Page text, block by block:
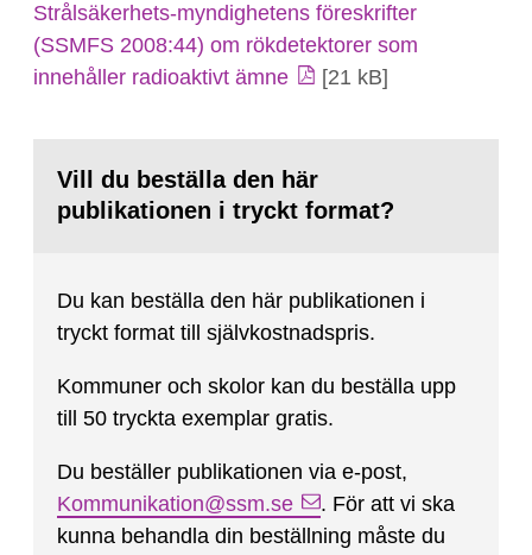
Strålsäkerhets-myndighetens föreskrifter
(SSMFS 2008:44) om rökdetektorer som
innehåller radioaktivt ämne
[21 kB]
Vill du beställa den här
publikationen i tryckt format?
Du kan beställa den här publikationen i
tryckt format till självkostnadspris.
Kommuner och skolor kan du beställa upp
till 50 tryckta exemplar gratis.
Du beställer publikationen via e-post,
Kommunikation@ssm.se
. För att vi ska
kunna behandla din beställning måste du